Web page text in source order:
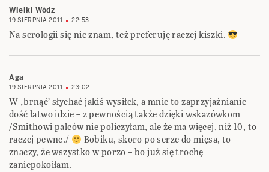
Wielki Wódz
19 SIERPNIA 2011 22:53
Na serologii się nie znam, też preferuję raczej kiszki.
Aga
19 SIERPNIA 2011 23:02
W ‚brnąć’ słychać jakiś wysiłek, a mnie to zaprzyjaźnianie
dość łatwo idzie – z pewnością także dzięki wskazówkom
/Smithowi palców nie policzyłam, ale że ma więcej, niż 10, to
raczej pewne./
Bobiku, skoro po serze do mięsa, to
znaczy, że wszystko w porzo – bo już się trochę
zaniepokoiłam.